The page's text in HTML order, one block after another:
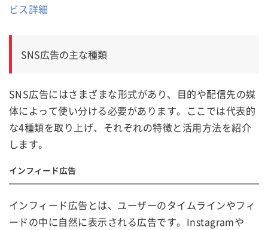
ビス詳細
SNS広告の主な種類
SNS広告にはさまざまな形式があり、目的や配信先の媒
体によって使い分ける必要があります。ここでは代表的
な4種類を取り上げ、それぞれの特徴と活用方法を紹介
します。
インフィード広告
インフィード広告とは、ユーザーのタイムラインやフィ
ードの中に自然に表示される広告です。Instagramや